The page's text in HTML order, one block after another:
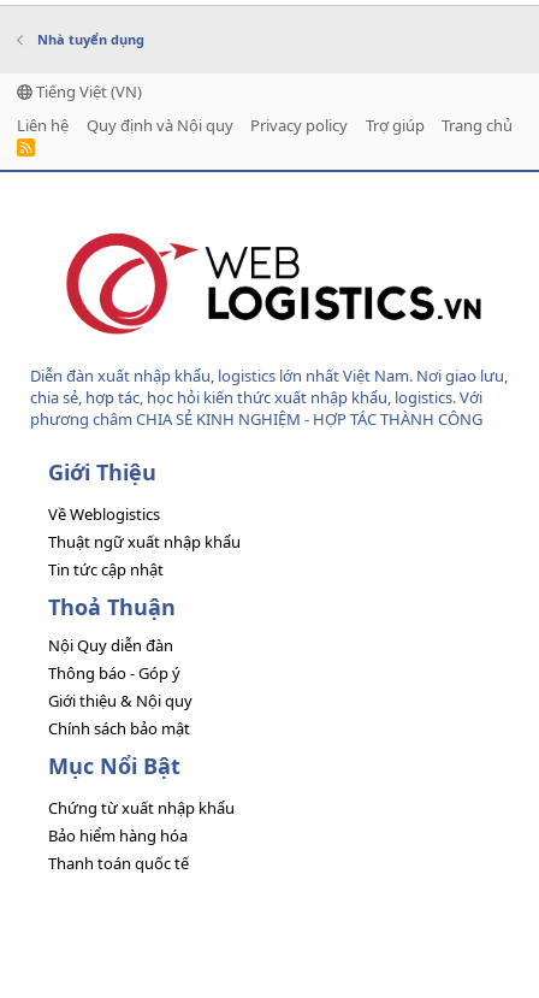
Nhà tuyển dụng
Tiếng Việt (VN)
Liên hệ
Quy định và Nội quy Privacy policy Trợ giúp Trang chủ
R
Diễn đàn xuất nhập khẩu, logistics lớn nhất Việt Nam. Nơi giao lưu,
chia sẻ, hợp tác, học hỏi kiến thức xuất nhập khẩu, logistics. Với
phương châm CHIA SẺ KINH NGHIỆM - HỢP TÁC THÀNH CÔNG
Giới Thiệu
Về Weblogistics
Thuật ngữ xuất nhập khẩu
Tin tức cập nhật
Thoả Thuận
Nội Quy diễn đàn
Thông báo - Góp ý
Giới thiệu & Nội quy
Chính sách bảo mật
Mục Nổi Bật
Chứng từ xuất nhập khẩu
Bảo hiểm hàng hóa
Thanh toán quốc tế